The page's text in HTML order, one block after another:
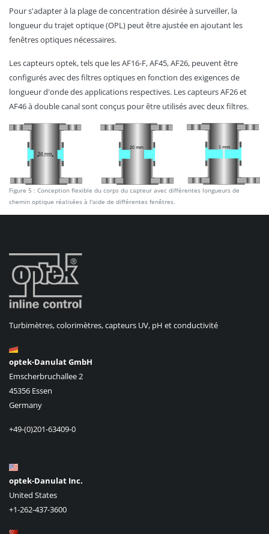
Pour s'adapter à la plage de concentration désirée à surveiller, la
longueur du trajet optique (OPL) peut être ajustée en ajoutant les
fenêtres optiques nécessaires.
Les capteurs optek, tels que les AF16-F, AF45, AF26, peuvent être
configurés avec des filtres optiques en fonction des exigences de
longueur d'onde des applications respectives. Les capteurs AF26 et
AF46 à double canal sont conçus pour être utilisés avec deux filtres.
Figure 5 : Conception flexible du corps du capteur avec différentes longueurs de
chemin optique réalisées à l'aide de différentes fenêtres.
Turbimètres, colorimètres, capteurs UV, pH et conductivité
optek-Danulat GmbH
Emscherbruchallee 2
45356 Essen
Germany
+49-(0)201-63409-0
optek-Danulat Inc.
United States
+1-262-437-3600